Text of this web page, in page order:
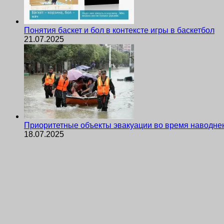
Понятия баскет и бол в контексте игры в баскетбол
21.07.2025
Приоритетные объекты эвакуации во время
18.07.2025